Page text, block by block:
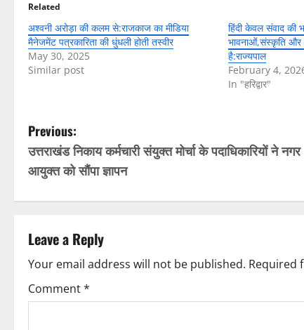
Related
अश्वनी अरोड़ा की कलम से:राजकाज का मीडिया
मैनेजमेंट पत्रकारिता की धुंधली होती तस्वीर
May 30, 2025
Similar post
हिंदी केवल संवाद की
भावनाओं,संस्कृति और
है:राज्यपाल
February 4,
In "हरिद्वार"
P
o
s
n
a
v
Previous:
उत्तराखंड निकाय कर्मचारी संयुक्त मोर्चा के पदाधिकारियों ने नगर
आयुक्त को सौंपा ज्ञापन
Leave a Reply
Your email address will not be published. Required
Comment*